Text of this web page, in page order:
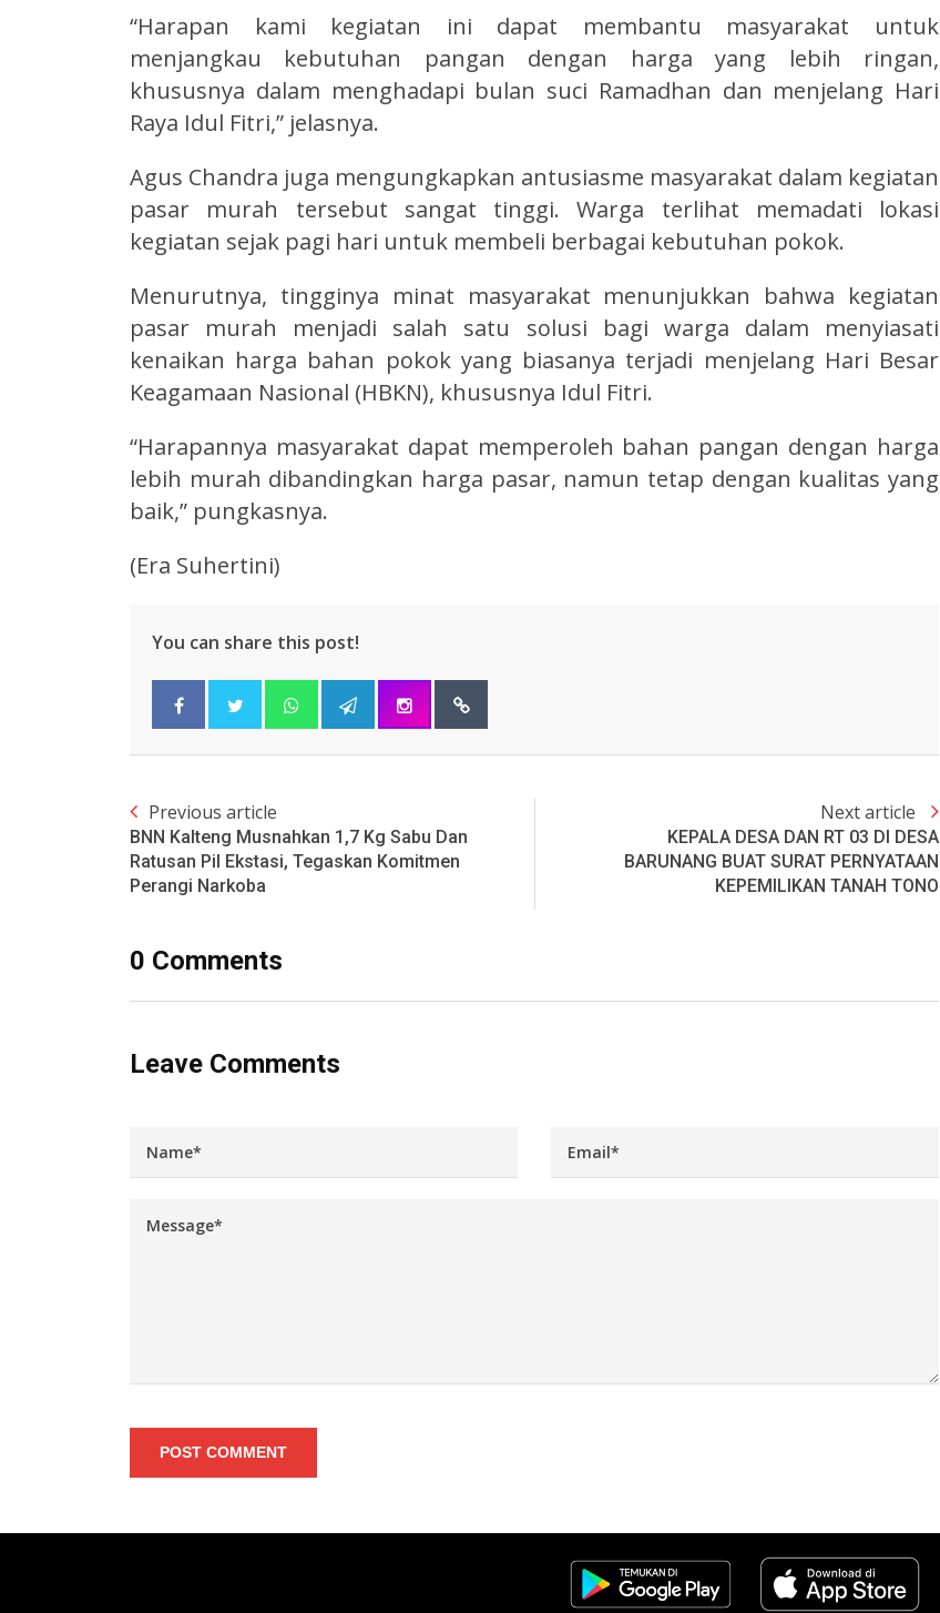
“Harapan kami kegiatan ini dapat membantu masyarakat untuk
menjangkau kebutuhan pangan dengan harga yang lebih ringan,
khususnya dalam menghadapi bulan suci Ramadhan dan menjelang Hari
Raya Idul Fitri,” jelasnya.
Agus Chandra juga mengungkapkan antusiasme masyarakat dalam kegiatan
pasar murah tersebut sangat tinggi. Warga terlihat memadati lokasi
kegiatan sejak pagi hari untuk membeli berbagai kebutuhan pokok.
Menurutnya, tingginya minat masyarakat menunjukkan bahwa kegiatan
pasar murah menjadi salah satu solusi bagi warga dalam menyiasati
kenaikan harga bahan pokok yang biasanya terjadi menjelang Hari Besar
Keagamaan Nasional (HBKN), khususnya Idul Fitri.
“Harapannya masyarakat dapat memperoleh bahan pangan dengan harga
lebih murah dibandingkan harga pasar, namun tetap dengan kualitas yang
baik,” pungkasnya.
(Era Suhertini)
You can share this post!
Previous article
BNN Kalteng Musnahkan 1,7 Kg Sabu Dan
Ratusan Pil Ekstasi, Tegaskan Komitmen
Perangi Narkoba
Next article
KEPALA DESA DAN RT 03 DI DESA
BARUNANG BUAT SURAT PERNYATAAN
KEPEMILIKAN TANAH TONO
0 Comments
Leave Comments
POST COMMENT